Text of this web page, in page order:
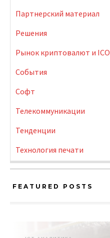
Партнерский материал
Решения
Рынок криптовалют и ICO
События
Софт
Телекоммуникации
Тенденции
Технология печати
FEATURED POSTS